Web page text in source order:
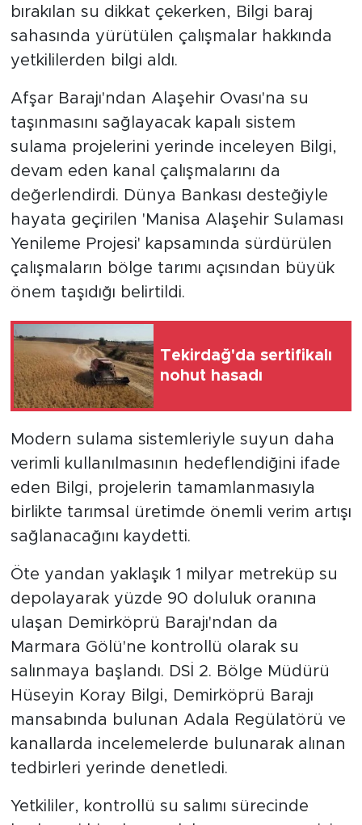
bırakılan su dikkat çekerken, Bilgi baraj
sahasında yürütülen çalışmalar hakkında
yetkililerden bilgi aldı.
Afşar Barajı'ndan Alaşehir Ovası'na su
taşınmasını sağlayacak kapalı sistem
sulama projelerini yerinde inceleyen Bilgi,
devam eden kanal çalışmalarını da
değerlendirdi. Dünya Bankası desteğiyle
hayata geçirilen 'Manisa Alaşehir Sulaması
Yenileme Projesi' kapsamında sürdürülen
çalışmaların bölge tarımı açısından büyük
önem taşıdığı belirtildi.
Tekirdağ'da sertifikalı
nohut hasadı
Modern sulama sistemleriyle suyun daha
verimli kullanılmasının hedeflendiğini ifade
eden Bilgi, projelerin tamamlanmasıyla
birlikte tarımsal üretimde önemli verim artışı
sağlanacağını kaydetti.
Öte yandan yaklaşık 1 milyar metreküp su
depolayarak yüzde 90 doluluk oranına
ulaşan Demirköprü Barajı'ndan da
Marmara Gölü'ne kontrollü olarak su
salınmaya başlandı. DSİ 2. Bölge Müdürü
Hüseyin Koray Bilgi, Demirköprü Barajı
mansabında bulunan Adala Regülatörü ve
kanallarda incelemelerde bulunarak alınan
tedbirleri yerinde denetledi.
Yetkililer, kontrollü su salımı sürecinde